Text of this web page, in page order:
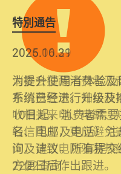
特別通告
2026.06.29
消委会提醒消费者
布消费警示。如接
收相关来电、电邮
轻信回应，更应避
问，请致电防骗易
2222查询。
2025.10.31
为提升使用者体验
系统已经进行升级及
10日起，消费者需
名、电邮及电话）
询及建议。所有提
方便日后作出跟进。